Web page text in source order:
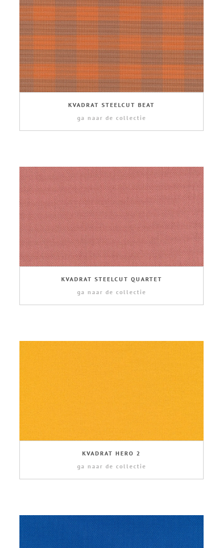
KVADRAT STEELCUT BEAT
ga naar de collectie
KVADRAT STEELCUT QUARTET
ga naar de collectie
KVADRAT HERO 2
ga naar de collectie